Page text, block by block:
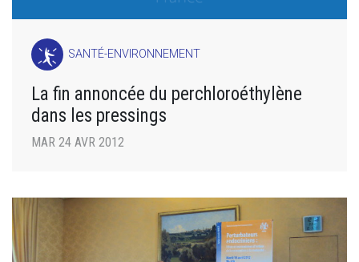
SANTÉ-ENVIRONNEMENT
La fin annoncée du perchloroéthylène
dans les pressings
MAR 24 AVR 2012